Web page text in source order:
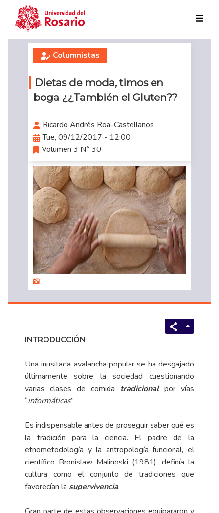
Skip to main content
Columnistas
Dietas de moda, timos en
boga ¿¿También el Gluten??
Ricardo Andrés Roa-Castellanos
Tue, 09/12/2017 - 12:00
Volumen 3 N° 30
INTRODUCCIÓN
Una inusitada avalancha popular se ha desgajado
últimamente sobre la sociedad cuestionando
varias clases de comida tradicional por vías
“informáticas”.
Es indispensable antes de proseguir saber qué es
la tradición para la ciencia. El padre de la
etnometodología y la antropología funcional, el
científico Bronislaw Malinoski (1981), definía la
cultura como el conjunto de tradiciones que
favorecían la supervivencia.